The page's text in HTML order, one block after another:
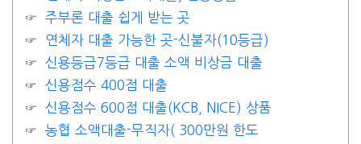
주부론 대출 쉽게 받는 곳
연체자 대출 가능한 곳-신불자(10등급)
신용등급7등급 대출 소액 비상금 대출
신용점수 400점 대출
신용점수 600점 대출(KCB, NICE) 상품
농협 소액대출-무직자( 300만원 한도